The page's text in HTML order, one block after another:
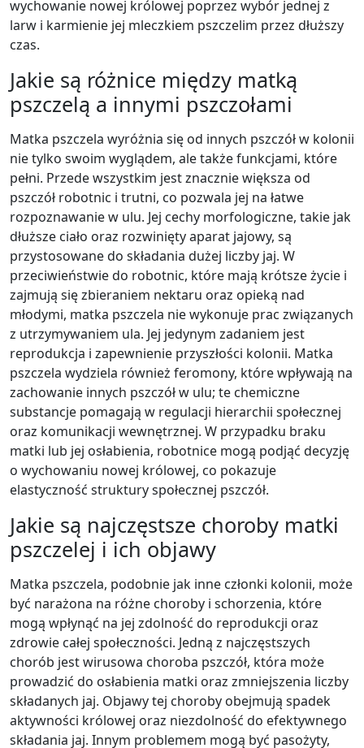
wychowanie nowej królowej poprzez wybór jednej z
larw i karmienie jej mleczkiem pszczelim przez dłuższy
czas.
Jakie są różnice między matką
pszczelą a innymi pszczołami
Matka pszczela wyróżnia się od innych pszczół w kolonii
nie tylko swoim wyglądem, ale także funkcjami, które
pełni. Przede wszystkim jest znacznie większa od
pszczół robotnic i trutni, co pozwala jej na łatwe
rozpoznawanie w ulu. Jej cechy morfologiczne, takie jak
dłuższe ciało oraz rozwinięty aparat jajowy, są
przystosowane do składania dużej liczby jaj. W
przeciwieństwie do robotnic, które mają krótsze życie i
zajmują się zbieraniem nektaru oraz opieką nad
młodymi, matka pszczela nie wykonuje prac związanych
z utrzymywaniem ula. Jej jedynym zadaniem jest
reprodukcja i zapewnienie przyszłości kolonii. Matka
pszczela wydziela również feromony, które wpływają na
zachowanie innych pszczół w ulu; te chemiczne
substancje pomagają w regulacji hierarchii społecznej
oraz komunikacji wewnętrznej. W przypadku braku
matki lub jej osłabienia, robotnice mogą podjąć decyzję
o wychowaniu nowej królowej, co pokazuje
elastyczność struktury społecznej pszczół.
Jakie są najczęstsze choroby matki
pszczelej i ich objawy
Matka pszczela, podobnie jak inne członki kolonii, może
być narażona na różne choroby i schorzenia, które
mogą wpłynąć na jej zdolność do reprodukcji oraz
zdrowie całej społeczności. Jedną z najczęstszych
chorób jest wirusowa choroba pszczół, która może
prowadzić do osłabienia matki oraz zmniejszenia liczby
składanych jaj. Objawy tej choroby obejmują spadek
aktywności królowej oraz niezdolność do efektywnego
składania jaj. Innym problemem mogą być pasożyty,